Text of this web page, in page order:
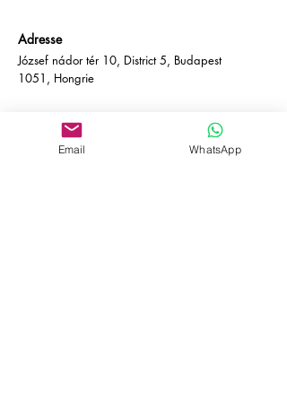
Adresse
József nádor tér 10, District 5, Budapest
1051, Hongrie
Adresse
József nádor tér 10, District 5, Budapest
1051, Hongrie
Email WhatsApp